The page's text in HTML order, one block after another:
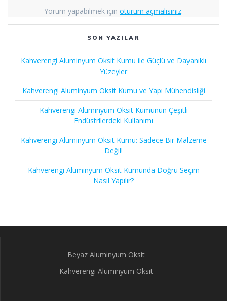
Yorum yapabilmek için oturum açmalısınız.
SON YAZILAR
Kahverengi Aluminyum Oksit Kumu ile Güçlü ve Dayanıklı
Yüzeyler
Kahverengi Aluminyum Oksit Kumu ve Yapı Mühendisliği
Kahverengi Aluminyum Oksit Kumunun Çeşitli
Endüstrilerdeki Kullanımı
Kahverengi Aluminyum Oksit Kumu: Sadece Bir Malzeme
Değil!
Kahverengi Aluminyum Oksit Kumunda Doğru Seçim
Nasıl Yapılır?
Beyaz Aluminyum Oksit
Kahverengi Aluminyum Oksit